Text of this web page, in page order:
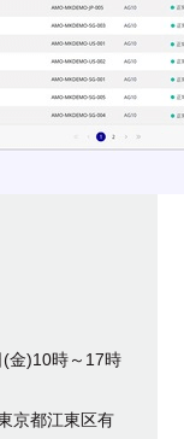
金)10時～17時
京都江東区有